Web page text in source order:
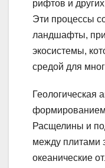
рифтов и
Эти процессы
ландшафты,
экосистемы,
средой для
Геологическая
Расщелины и
между плитами
океанические